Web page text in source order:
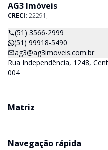
AG3 Imóveis
CRECI: 22291J
(51) 3566-2999
(51) 99918-5490
ag3@ag3imoveis.com.br
Rua Independência, 1248,
004
Matriz
Navegação rápida